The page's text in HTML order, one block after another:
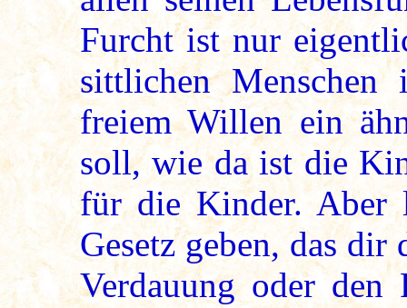
Furcht ist nur
sittlichen Menschen
freiem Willen ein
soll, wie da ist die
für die Kinder. Aber
Gesetz geben, das
Verdauung oder den